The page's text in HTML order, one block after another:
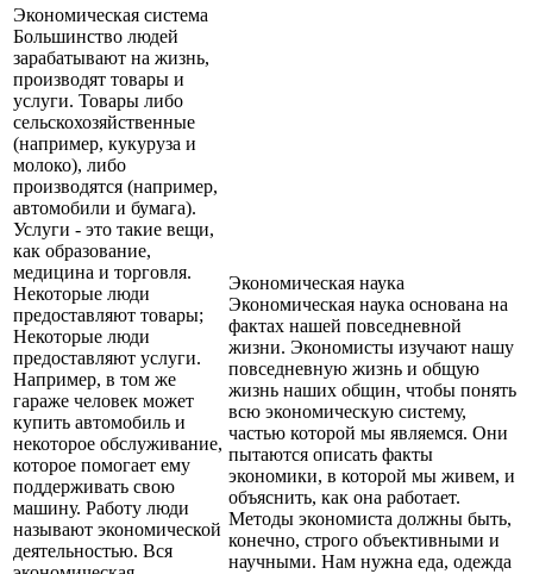
Экономическая система
Большинство людей
зарабатывают на жизнь,
производят товары и
услуги. Товары либо
сельскохозяйственные
(например, кукуруза и
молоко), либо
производятся (например,
автомобили и бумага).
Услуги - это такие вещи,
как образование,
медицина и торговля.
Некоторые люди
предоставляют товары;
Некоторые люди
предоставляют услуги.
Например, в том же
гараже человек может
купить автомобиль и
некоторое обслуживание,
которое помогает ему
поддерживать свою
машину. Работу люди
называют экономической
деятельностью. Вся
Экономическая наука
Экономическая наука основана на
фактах нашей повседневной
жизни. Экономисты изучают нашу
повседневную жизнь и общую
жизнь наших общин, чтобы понять
всю экономическую систему,
частью которой мы являемся. Они
пытаются описать факты
экономики, в которой мы живем, и
объяснить, как она работает.
Методы экономиста должны быть,
конечно, строго объективными и
научными. Нам нужна еда, одежда